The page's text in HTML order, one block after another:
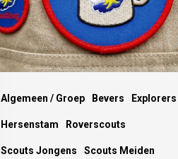
Algemeen / Groep Bevers Explorers
Hersenstam Roverscouts
Scouts Jongens Scouts Meiden